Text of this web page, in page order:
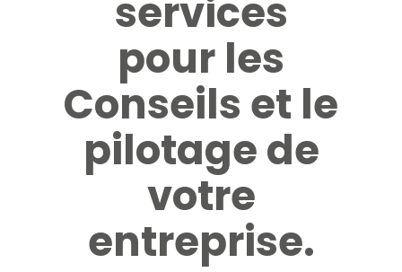
ASSOCIATION ET FONDATION
services
pour les
Conseils et le
pilotage de
votre
entreprise.